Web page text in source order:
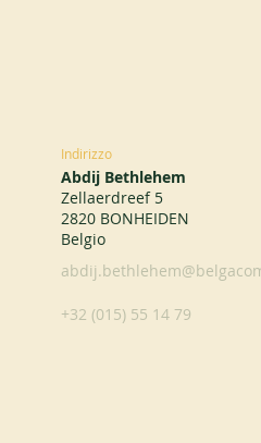
Indirizzo
Abdij Bethlehem
Zellaerdreef 5
2820 BONHEIDEN
Belgio
+32 (015) 55 14 79